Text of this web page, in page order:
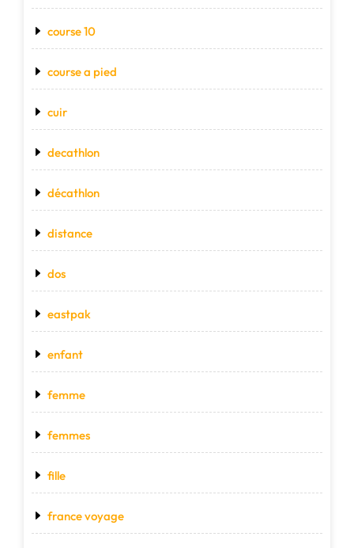
course 10
course a pied
cuir
decathlon
décathlon
distance
dos
eastpak
enfant
femme
femmes
fille
france voyage